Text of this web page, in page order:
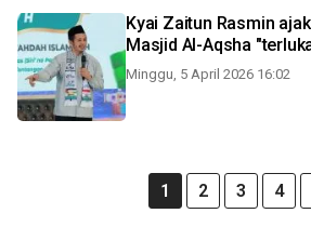
Kyai Zaitun Rasmin
Masjid Al-Aqsha
Minggu, 5 April 2026 16:02
1 2 3 4